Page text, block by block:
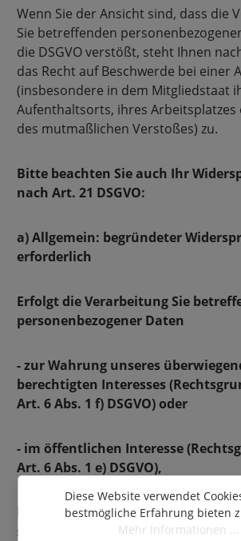
Wenn Sie der Ansicht sind, dass die
Sie betreffenden
die DSGVO verstößt, steht Ihnen
das Recht auf Beschwerde bei einer
(insbesondere in dem Mitgliedstaat
Aufenthaltsorts, ihres Arbeitsplatzes
des mutmaßlichen Verstoßes) zu.
Bitte beachten Sie auch Ihr
nach Art. 21 DSGVO:
a) Allgemein: begründeter
erforderlich
Erfolgt die Verarbeitung Sie
personenbezogener Daten
- zur Wahrung unseres
berechtigten Interesses
Art. 6 Abs. 1 f) DSGVO) oder
- im öffentlichen Interesse
Art. 6 Abs. 1 e) DSGVO),
haben Sie das Recht, jederzeit aus
sich aus Ihrer besonderen Situation
Diese Website verwendet
bestmögliche Erfahrung bieten
Mehr Informationen ...